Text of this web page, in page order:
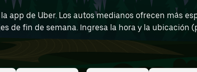
app de Uber. Los autos medianos ofrecen más
y la ubicación (por ejemplo,
cerca de ti.